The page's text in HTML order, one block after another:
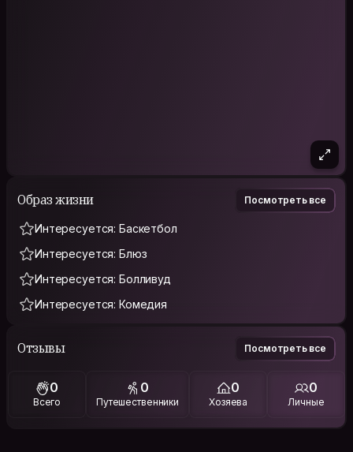
Образ жизни Посмотреть все
Интересуется: Баскетбол
Интересуется: Блюз
Интересуется: Болливуд
Интересуется: Комедия
Отзывы Посмотреть все
0
Всего
0
Путешественники
0
Хозяева
0
Личные